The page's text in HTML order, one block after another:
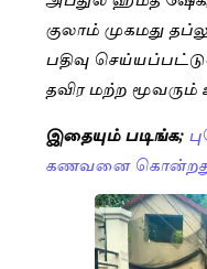
குலாம் முகமது
பதிவு
தவிர மற்ற மூவரும்
இதையும் படிங்க;
கணவனை கொன்றது